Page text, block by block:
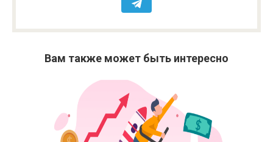
Вам также может быть интересно